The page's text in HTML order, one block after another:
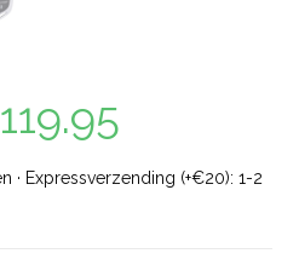
119.95
· Expressverzending (+€20): 1-2